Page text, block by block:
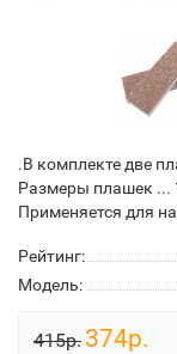
.В комплекте две
Размеры плашек ...
Применяется для
Рейтинг:
Модель:
415р. 374р.